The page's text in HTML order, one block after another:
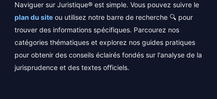
Naviguer sur Juristique® est simple. Vous pouvez suivre le
plan du site ou utilisez notre barre de recherche 🔍 pour
trouver des informations spécifiques. Parcourez nos
catégories thématiques et explorez nos guides pratiques
pour obtenir des conseils éclairés fondés sur l'analyse de la
jurisprudence et des textes officiels.